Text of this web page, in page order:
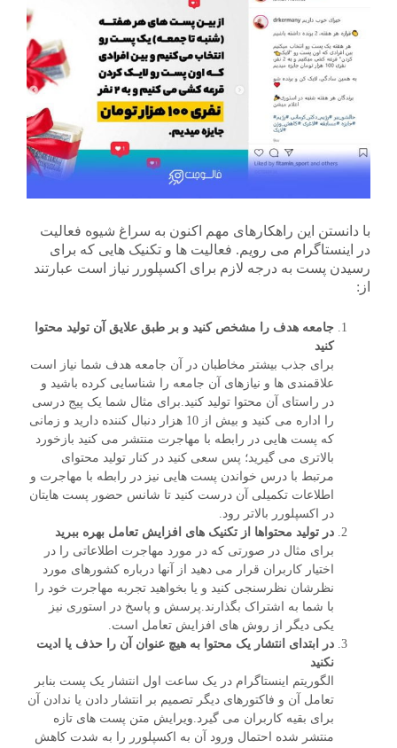
با دانستن این راهکارهای مهم اکنون به سراغ شیوه فعالیت
در اینستاگرام می رویم. فعالیت ها و تکنیک هایی که برای
رسیدن پست به درجه لازم برای اکسپلورر نیاز است عبارتند
از:
جامعه هدف را مشخص کنید و بر طبق علایق آن تولید محتوا
کنید
برای جذب بیشتر مخاطبان در آن جامعه هدف شما نیاز است
علاقمندی ها و نیازهای آن جامعه را شناسایی کرده باشید و
در راستای آن محتوا تولید کنید.برای مثال شما یک پیج درسی
را اداره می کنید و بیش از 10 هزار دنبال کننده دارید و زمانی
که پست هایی در رابطه با مهاجرت منتشر می کنید بازخورد
بالاتری می گیرید؛ پس سعی کنید در کنار تولید محتوای
مرتبط با درس خواندن پست هایی نیز در رابطه با مهاجرت و
اطلاعات تکمیلی آن درست کنید تا شانس حضور پست هایتان
در اکسپلورر بالاتر رود.
در تولید محتواها از تکنیک های افزایش تعامل بهره ببرید
برای مثال در صورتی که در مورد مهاجرت اطلاعاتی را در
اختیار کاربران قرار می دهید از آنها درباره کشورهای مورد
نظرشان نظرسنجی کنید و یا بخواهید تجربه مهاجرت خود را
با شما به اشتراک بگذارند.پرسش و پاسخ در استوری نیز
یکی دیگر از روش های افزایش تعامل است.
در ابتدای انتشار یک محتوا به هیچ عنوان آن را حذف یا ادیت
نکنید
الگوریتم اینستاگرام در یک ساعت اول انتشار یک پست بنابر
تعامل آن و فاکتورهای دیگر تصمیم بر انتشار دادن یا ندادن آن
برای بقیه کاربران می گیرد.ویرایش متن پست های تازه
منتشر شده احتمال ورود آن به اکسپلورر را به شدت کاهش